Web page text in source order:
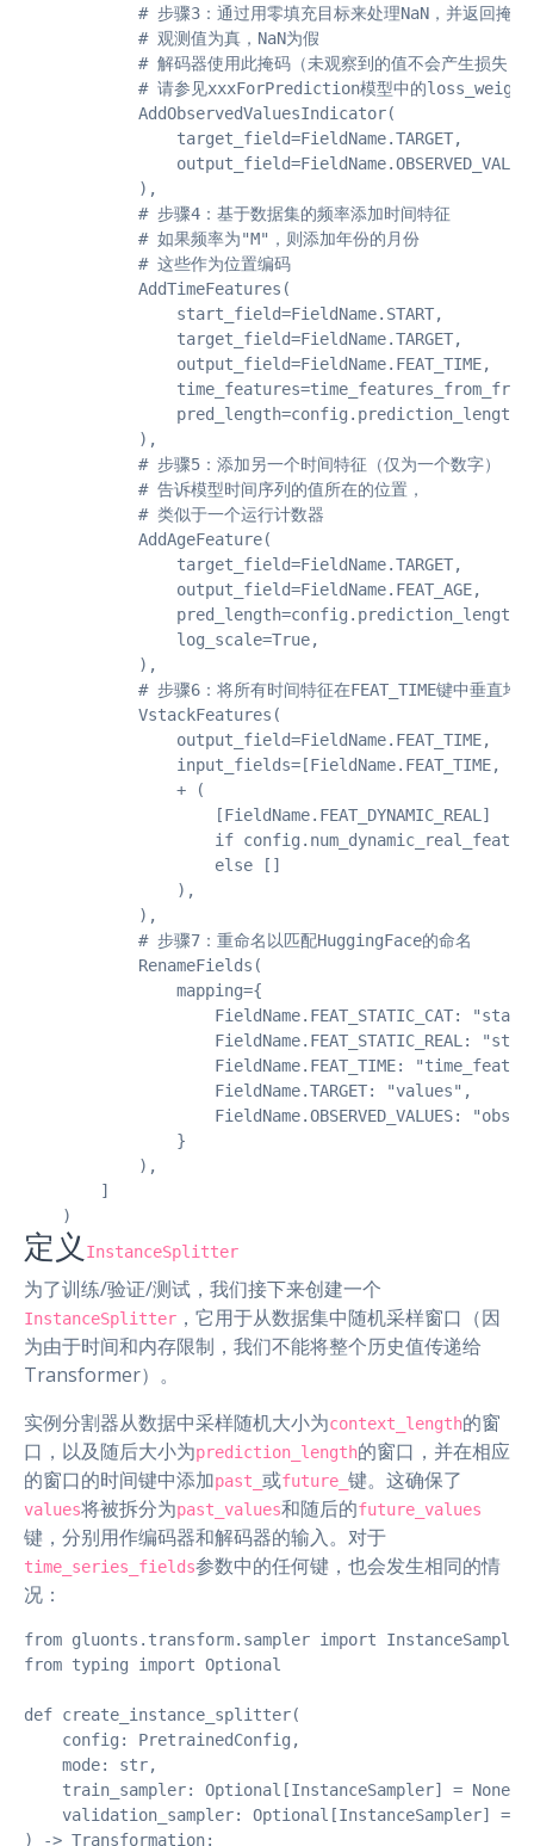
# 步骤3：通过用零填充目标来处理NaN，并返回掩码
            # 观测值为真，NaN为假
            # 解码器使用此掩码（未观察到的值不会产生损失）
# 请参见xxxForPrediction模型中的
            AddObservedValuesIndicator(
                target_field=FieldName.TARGET,
            ),
            # 步骤4：基于数据集的频率添加时间特征
            # 如果频率为"M"，则添加年份的月份
            # 这些作为位置编码
            AddTimeFeatures(
                start_field=FieldName.START,
                target_field=FieldName.TARGET,
                output_field=FieldName.FEAT_TIME,
                pred_length=config.prediction_length,
            ),
            # 步骤5：添加另一个时间特征（仅为一个数字）
            # 告诉模型时间序列的值所在的位置，
            # 类似于一个运行计数器
            AddAgeFeature(
                target_field=FieldName.TARGET,
                output_field=FieldName.FEAT_AGE,
                pred_length=config.prediction_length,
                log_scale=True,
            ),
# 步骤6：将所有时间特征在FEAT_TIME键中垂直堆
            VstackFeatures(
                output_field=FieldName.FEAT_TIME,
input_fields=[FieldName.FEAT_TIME,
                + (
                    [FieldName.FEAT_DYNAMIC_REAL]
if
                    else []
                ),
            ),
            # 步骤7：重命名以匹配HuggingFace的命名
            RenameFields(
                mapping={
FieldName.FEAT_STATIC_CAT:
FieldName.FEAT_STATIC_REAL:
FieldName.FEAT_TIME:
                    FieldName.TARGET: "values",
FieldName.OBSERVED_VALUES:
                }
            ),
        ]
    )
定义 InstanceSplitter
为了训练/验证/测试，我们接下来创建一个
InstanceSplitter ，它用于从数据集中随机采样窗口（因
为由于时间和内存限制，我们不能将整个历史值传递给
Transformer）。
实例分割器从数据中采样随机大小为context_length的窗
口，以及随后大小为prediction_length的窗口，并在相应
的窗口的时间键中添加past_ 或future_ 键。这确保了
values将被拆分为past_values和随后的future_values
键，分别用作编码器和解码器的输入。对于
time_series_fields参数中的任何键，也会发生相同的情
况：
from gluonts.transform.sampler import InstanceSampler
from typing import Optional
def create_instance_splitter(
    config: PretrainedConfig,
    mode: str,
    train_sampler: Optional[InstanceSampler] = None,
validation_sampler: Optional[InstanceSampler] =
) -> Transformation: